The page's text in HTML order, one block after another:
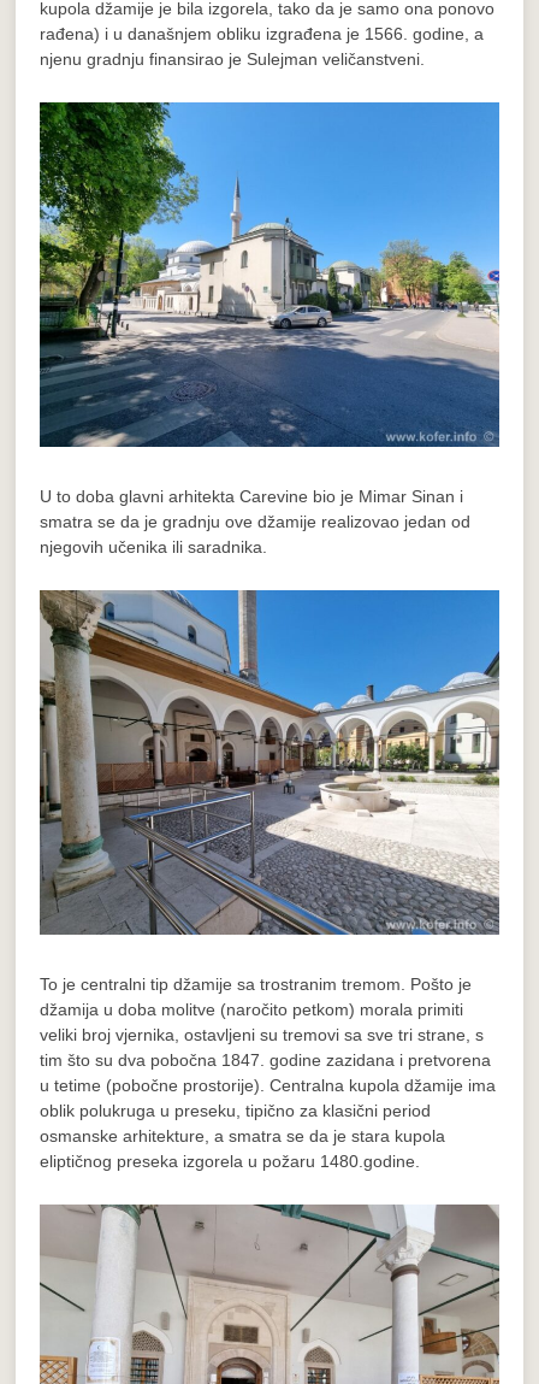
kupola džamije je bila izgorela, tako da je samo ona ponovo
rađena) i u današnjem obliku izgrađena je 1566. godine, a
njenu gradnju finansirao je Sulejman veličanstveni.
U to doba glavni arhitekta Carevine bio je Mimar Sinan i
smatra se da je gradnju ove džamije realizovao jedan od
njegovih učenika ili saradnika.
To je centralni tip džamije sa trostranim tremom. Pošto je
džamija u doba molitve (naročito petkom) morala primiti
veliki broj vjernika, ostavljeni su tremovi sa sve tri strane, s
tim što su dva pobočna 1847. godine zazidana i pretvorena
u tetime (pobočne prostorije). Centralna kupola džamije ima
oblik polukruga u preseku, tipično za klasični period
osmanske arhitekture, a smatra se da je stara kupola
eliptičnog preseka izgorela u požaru 1480.godine.